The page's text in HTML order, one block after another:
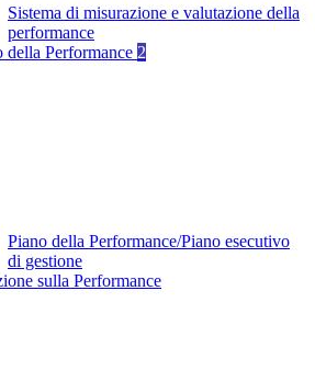
Sistema di misurazione e valutazione della
performance
della Performance 2
Piano della Performance/Piano esecutivo
di gestione
sulla Performance